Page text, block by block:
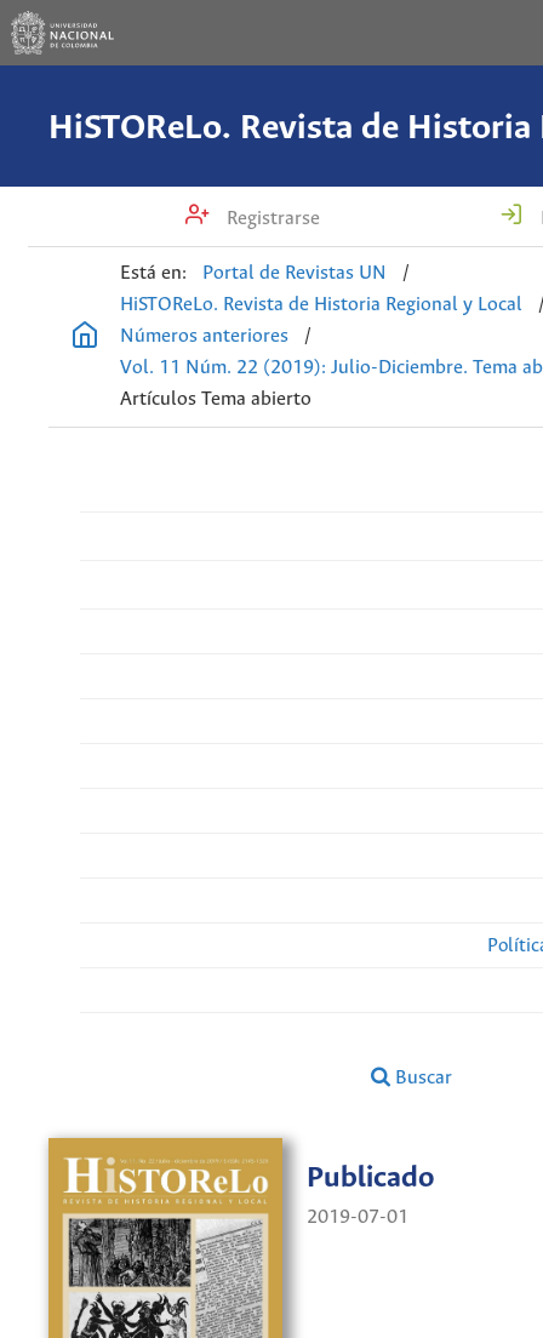
Registrarse
Está en: Portal de Revistas UN
/
HiSTOReLo. Revista de Historia Regional y Local
Números anteriores
/
Vol. 11 Núm. 22 (2019): Julio-Diciembre. Tema
Artículos Tema abierto
Buscar
Publicado
2019-07-01